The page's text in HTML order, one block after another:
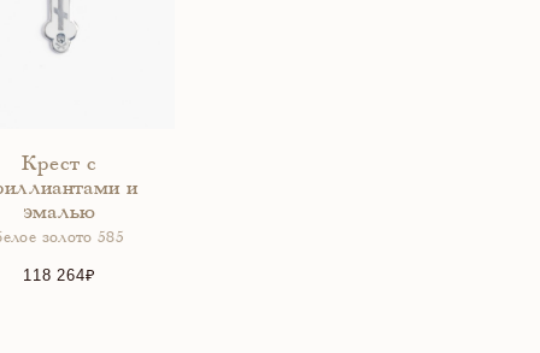
Крест с
и
эмалью
золото 585
118 264